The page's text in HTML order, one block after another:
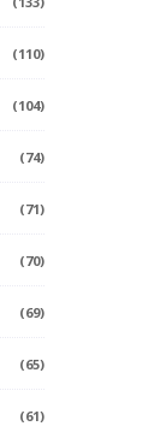
(110)
(104)
(74)
(71)
(70)
(69)
(65)
(61)